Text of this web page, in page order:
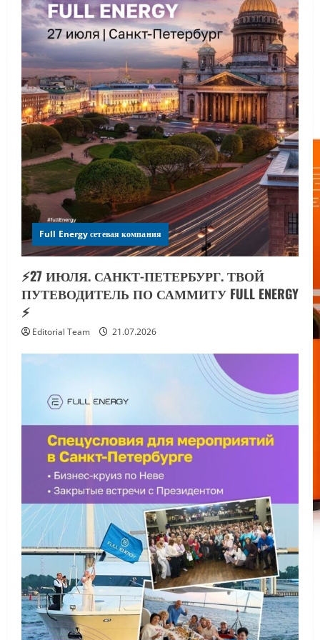
Full Energy сетевая компания
⚡️27 ИЮЛЯ. САНКТ-ПЕТЕРБУРГ. ТВОЙ
ПУТЕВОДИТЕЛЬ ПО САММИТУ FULL ENERGY
⚡️
Editorial Team 21.07.2026